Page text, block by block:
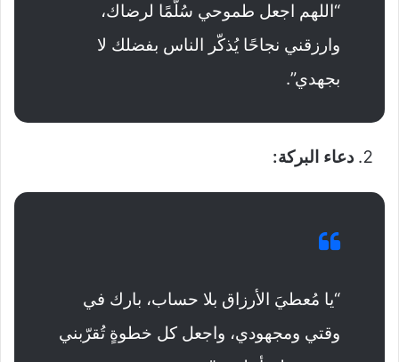
“اللهم اجعل طموحي سُلَّمًا لرضاك،
وارزقني نجاحًا يُذكّر الناس بفضلك لا
بجهدي”.
دعاء البركة:
“يا مُعطيَ الأرزاق بلا حساب، بارك في
وقتي ومجهودي، واجعل كل خطوةٍ تُقرّبني